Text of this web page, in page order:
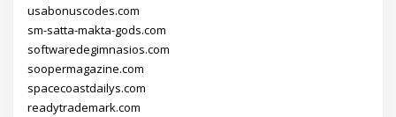
usabonuscodes.com
sm-satta-makta-gods.com
softwaredegimnasios.com
soopermagazine.com
spacecoastdailys.com
readytrademark.com